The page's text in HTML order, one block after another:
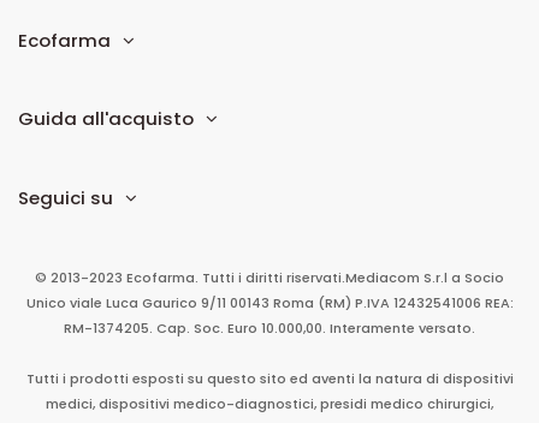
Ecofarma
Guida all'acquisto
Seguici su
© 2013-2023 Ecofarma. Tutti i diritti riservati.Mediacom S.r.l a Socio
Unico viale Luca Gaurico 9/11 00143 Roma (RM) P.IVA 12432541006 REA:
RM-1374205. Cap. Soc. Euro 10.000,00. Interamente versato.
Tutti i prodotti esposti su questo sito ed aventi la natura di dispositivi
medici, dispositivi medico-diagnostici, presidi medico chirurgici,